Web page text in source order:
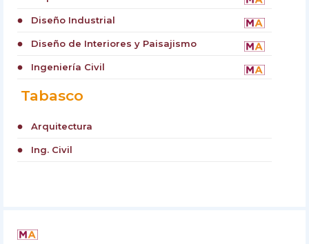
circle Diseño Industrial
circle Diseño de Interiores y Paisajismo
circle Ingeniería Civil
Tabasco
circle Arquitectura
circle Ing. Civil